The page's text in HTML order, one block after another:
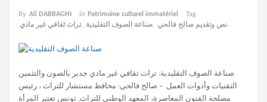
By Ali DABBAGHI in Patrimoine culturel immatériel
Tag
تراث ثقافي غير مادي, صناعة الصوف التقليدية, نص وتقديم صالح فالحي
صناعة الصوف التقليدية: تراث ثقافي غير مادي جدير بالصون والتثمين
التقنيات وأدوات العمل – صالح فالحي: محافظ مستشار للتراث ، رئيس
مصلحة الفنون المعاصرة، المعهد الوطني للتراث, تونس تعتبر المرأة